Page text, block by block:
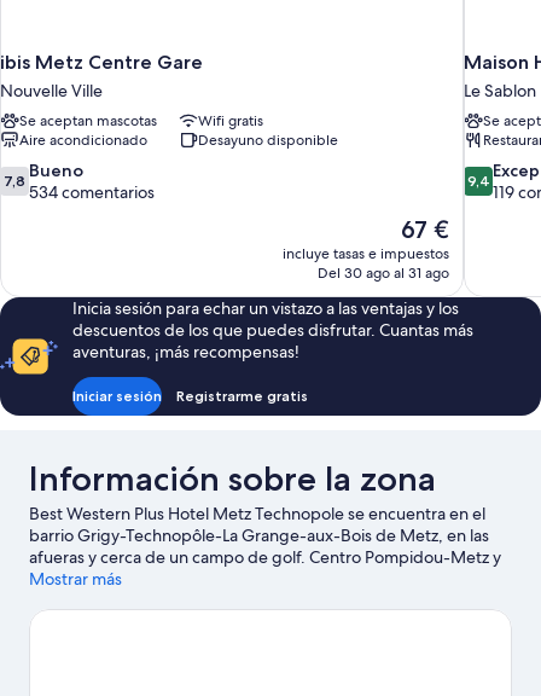
ibis Metz Centre Gare
Nouvelle Ville
Se aceptan mascotas
Wifi gratis
Aire acondicionado
Desayuno disponible
7.8
sobre
7,8 Bueno
534 comentarios
El
precio
actual
de
67 €
67 €
incluye tasas e impuestos
Del 30 ago al 31 ago
Maison
Le Sablon
Se
9.4
sobre
9,4
119
Inicia sesión para echar un vistazo a las ventajas y los
descuentos de los que puedes disfrutar. Cuantas más
aventuras, ¡más recompensas!
Iniciar sesión Registrarme gratis
Información sobre la zona
Best Western Plus Hotel Metz Technopole se encuentra en el
barrio Grigy-Technopôle-La Grange-aux-Bois de Metz, en las
afueras y cerca de un campo de golf. Centro Pompidou-Metz y
Museo de la Cour d'Or son lugares fundamentales para los
acercarte a atractivos turísticos como Centro Cultural de Metz
Mostrar más